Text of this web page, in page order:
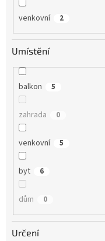
venkovní 2
Umístění
balkon 5
zahrada 0
venkovní 5
byt 6
dům 0
Určení